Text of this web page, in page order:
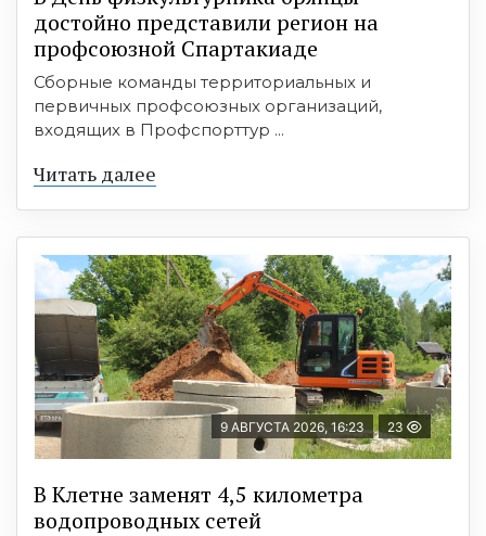
достойно представили регион на
профсоюзной Спартакиаде
Сборные команды территориальных и
первичных профсоюзных организаций,
входящих в Профспорттур ...
Читать далее
9 АВГУСТА 2026, 16:23 23
В Клетне заменят 4,5 километра
водопроводных сетей